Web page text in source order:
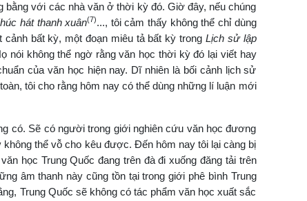
bằng với các nhà văn ở thời kỳ đó. Giờ đây, nếu chúng
hát thanh xuân(7)..., tôi cảm thấy không thể chỉ dùng
cảnh bất kỳ, một đoạn miêu tả bất kỳ trong Lịch sử lập
nói không thể ngờ rằng văn học thời kỳ đó lại viết hay
của văn học hiện nay. Dĩ nhiên là bối cảnh lịch sử
tôi cho rằng hôm nay có thể dùng những lí luận mới
có. Sẽ có người trong giới nghiên cứu văn học đương
thể vỗ cho kêu được. Đến hôm nay tôi lại càng bị
học Trung Quốc đang trên đà đi xuống đăng tải trên
âm thanh này cũng tồn tại trong giới phê bình Trung
Trung Quốc sẽ không có tác phẩm văn học xuất sắc